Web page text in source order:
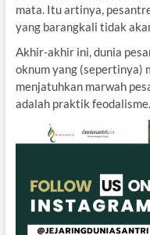
mata. Itu artinya,
yang barangkali tidak
Akhir-akhir ini, dunia
oknum yang (sepertinya)
menjatuhkan marwah
adalah praktik feodalisme.